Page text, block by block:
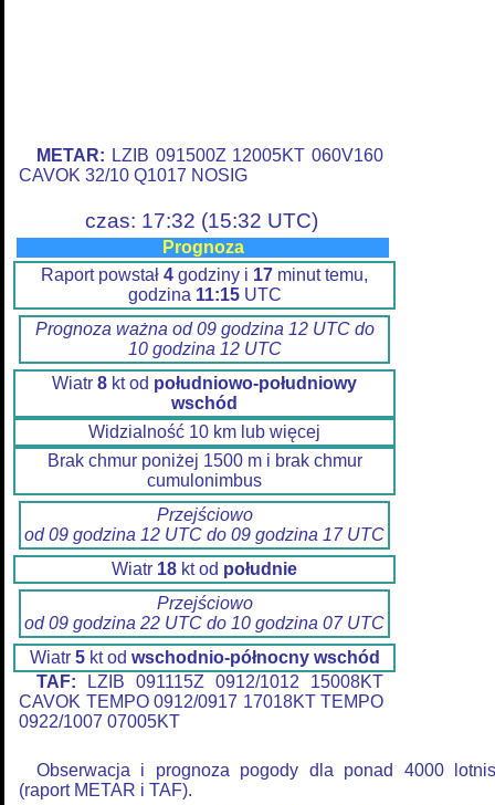
METAR: LZIB 091500Z 12005KT 060V160
CAVOK 32/10 Q1017 NOSIG
czas: 17:32 (15:32 UTC)
Prognoza
Raport powstał 4 godziny i 17 minut temu,
godzina 11:15UTC
Prognoza ważna od 09 godzina 12 UTC do
10 godzina 12 UTC
Wiatr 8 kt od południowo-południowy
wschód
Widzialność 10 km lub więcej
Brak chmur poniżej 1500 m i brak chmur
cumulonimbus
Przejściowo
od 09 godzina 12 UTC do 09 godzina 17 UTC
Wiatr 18 kt od południe
Przejściowo
od 09 godzina 22 UTC do 10 godzina 07 UTC
Wiatr 5kt od wschodnio-północny wschód
TAF: LZIB 091115Z 0912/1012 15008KT
CAVOK TEMPO 0912/0917 17018KT TEMPO
0922/1007 07005KT
Obserwacja i prognoza pogody dla ponad 4000
(raport METAR i TAF).